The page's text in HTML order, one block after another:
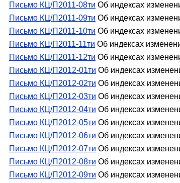
Письмо КЦ/П2011-08ти Об индексах
Письмо КЦ/П2011-09ти Об индексах
Письмо КЦ/П2011-10ти Об индексах
Письмо КЦ/П2011-11ти Об индексах
Письмо КЦ/П2011-12ти Об индексах
Письмо КЦ/П2012-01ти Об индексах
Письмо КЦ/П2012-02ти Об индексах
Письмо КЦ/П2012-03ти Об индексах
Письмо КЦ/П2012-04ти Об индексах
Письмо КЦ/П2012-05ти Об индексах
Письмо КЦ/П2012-06ти Об индексах
Письмо КЦ/П2012-07ти Об индексах
Письмо КЦ/П2012-08ти Об индексах
Письмо КЦ/П2012-09ти Об индексах